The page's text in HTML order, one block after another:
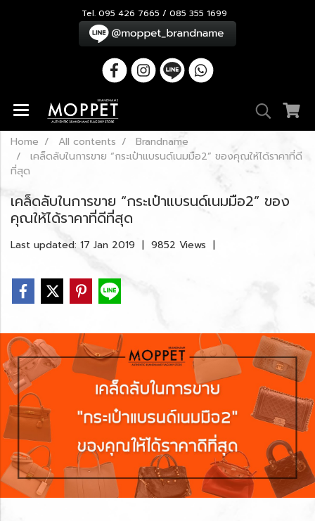
Tel. 095 426 7665 / 085 355 1699
Home All contents
Brandname
เคล็ดลับในการขาย “กระเป๋าแบรนด์เนมมือ2” ของคุณให้ได้ราคาที่ดี
ที่สุด
เคล็ดลับในการขาย “กระเป๋าแบรนด์เนมมือ2” ของ
คุณให้ได้ราคาที่ดีที่สุด
Last updated: 17 Jan 2019 | 9852 Views |